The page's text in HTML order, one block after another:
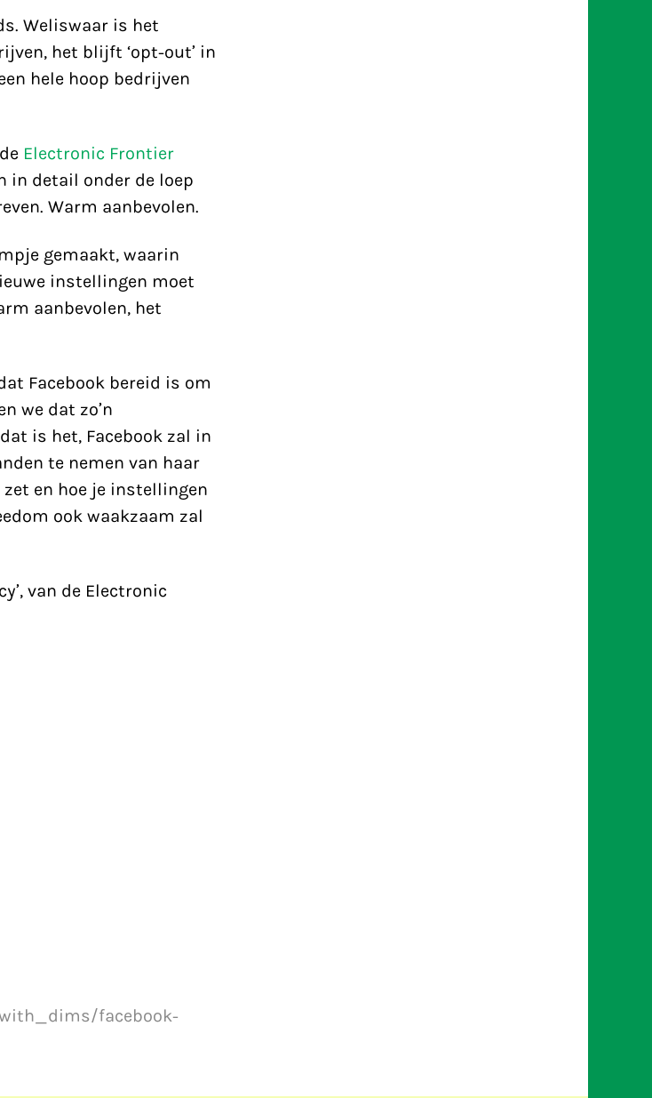
Weliswaar is het
het blijft ‘opt-out’ in
hele hoop bedrijven
Electronic Frontier
in detail onder de loep
Warm aanbevolen.
gemaakt, waarin
instellingen moet
aanbevolen, het
Facebook bereid is om
we dat zo’n
is het, Facebook zal in
te nemen van haar
en hoe je instellingen
ook waakzaam zal
van de Electronic
facebook-